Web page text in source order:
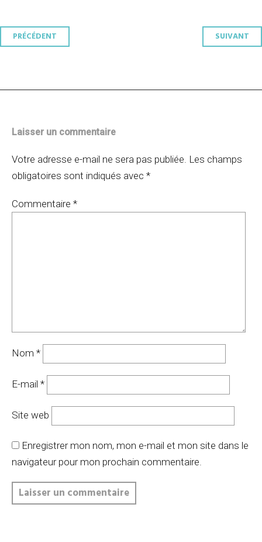
Navigation
PRÉCÉDENT SUIVANT
Laisser un commentaire
Votre adresse e-mail ne sera pas publiée. Les champs
obligatoires sont indiqués avec *
Commentaire *
Nom *
E-mail *
Site web
Enregistrer mon nom, mon e-mail et mon site dans le
navigateur pour mon prochain commentaire.